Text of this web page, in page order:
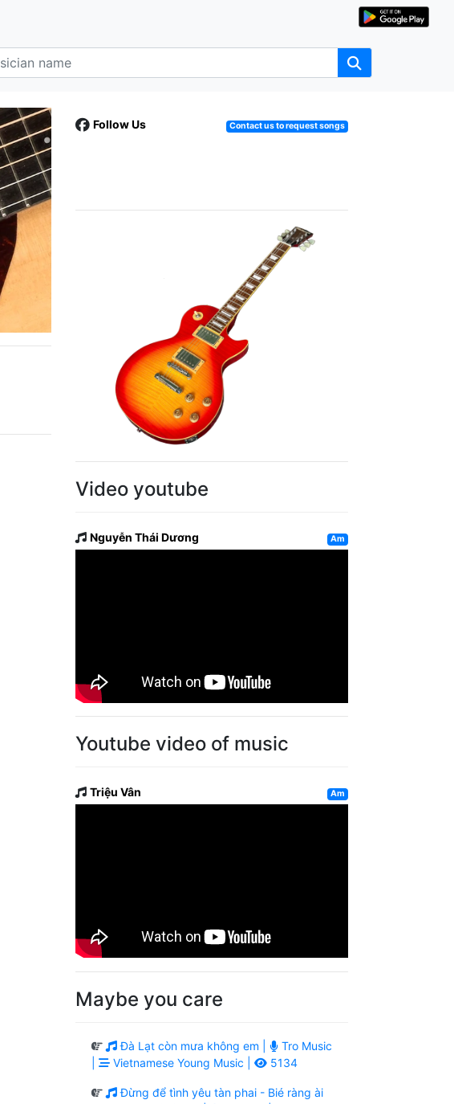
Follow Us Contact us to request songs
Video youtube
Nguyễn Thái Dương Am
Youtube video of music
Triệu Vân Am
Maybe you care
Đà Lạt còn mưa không em |
Tro Music
Vietnamese Young Music | 5134
Đừng để tình yêu tàn phai - Bié ràng ài